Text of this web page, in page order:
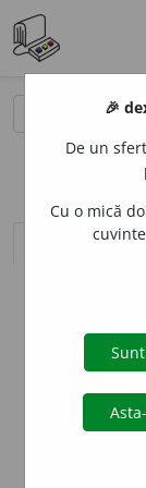
sinteza
info
🎉
De un
Cu o mică